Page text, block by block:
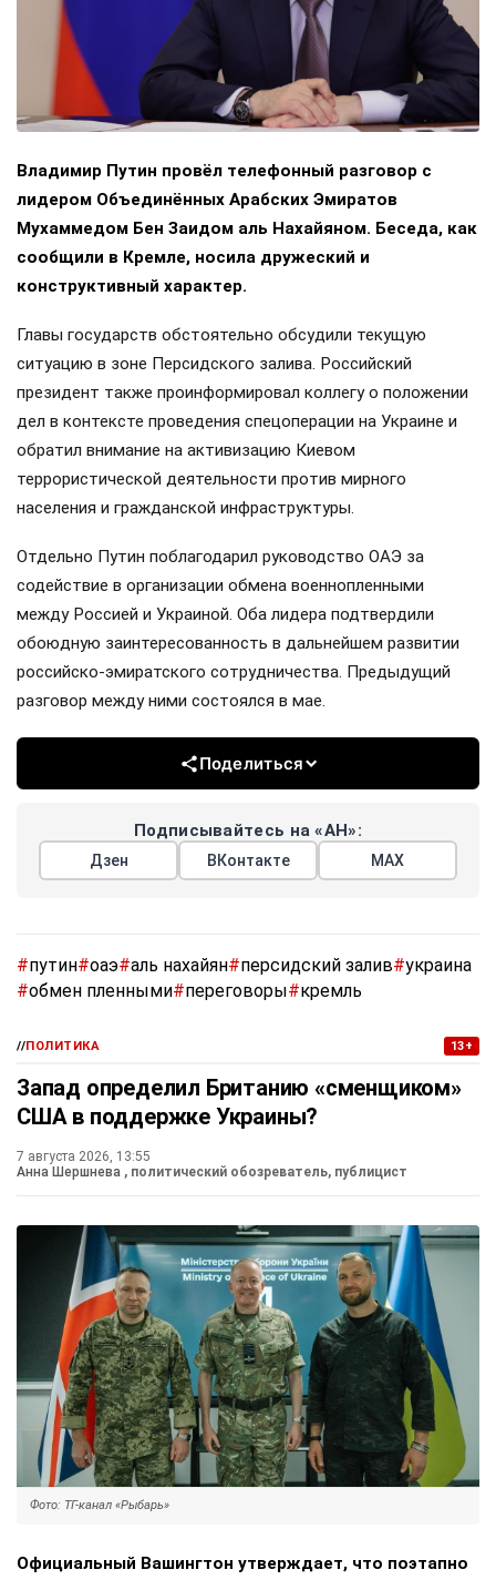
Владимир Путин провёл телефонный разговор с
лидером Объединённых Арабских Эмиратов
Мухаммедом Бен Заидом аль Нахайяном. Беседа, как
сообщили в Кремле, носила дружеский и
конструктивный характер.
Главы государств обстоятельно обсудили текущую
ситуацию в зоне Персидского залива. Российский
президент также проинформировал коллегу о положении
дел в контексте проведения спецоперации на Украине и
обратил внимание на активизацию Киевом
террористической деятельности против мирного
населения и гражданской инфраструктуры.
Отдельно Путин поблагодарил руководство ОАЭ за
содействие в организации обмена военнопленными
между Россией и Украиной. Оба лидера подтвердили
обоюдную заинтересованность в дальнейшем развитии
российско-эмиратского сотрудничества. Предыдущий
разговор между ними состоялся в мае.
Поделиться
Подписывайтесь на «АН»:
Дзен ВКонтакте МАХ
#путин#оаэ#аль нахайян#персидский залив#украина
#обмен пленными#переговоры#кремль
//ПОЛИТИКА 13+
Запад определил Британию «сменщиком»
США в поддержке Украины?
7 августа 2026, 13:55
Анна Шершнева , политический обозреватель, публицист
Фото: ТГ-канал «Рыбарь»
Официальный Вашингтон утверждает, что поэтапно